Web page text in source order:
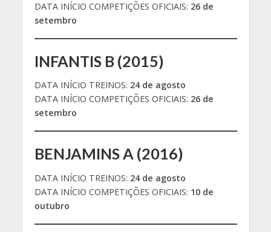
DATA INÍCIO COMPETIÇÕES OFICIAIS: 26 de
setembro
INFANTIS B (2015)
DATA INÍCIO TREINOS: 24 de agosto
DATA INÍCIO COMPETIÇÕES OFICIAIS: 26 de
setembro
BENJAMINS A (2016)
DATA INÍCIO TREINOS: 24 de agosto
DATA INÍCIO COMPETIÇÕES OFICIAIS: 10 de
outubro